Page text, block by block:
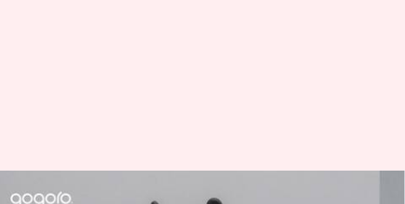
गोगोरो इलेक्ट्रिक स्कूटर भारत में